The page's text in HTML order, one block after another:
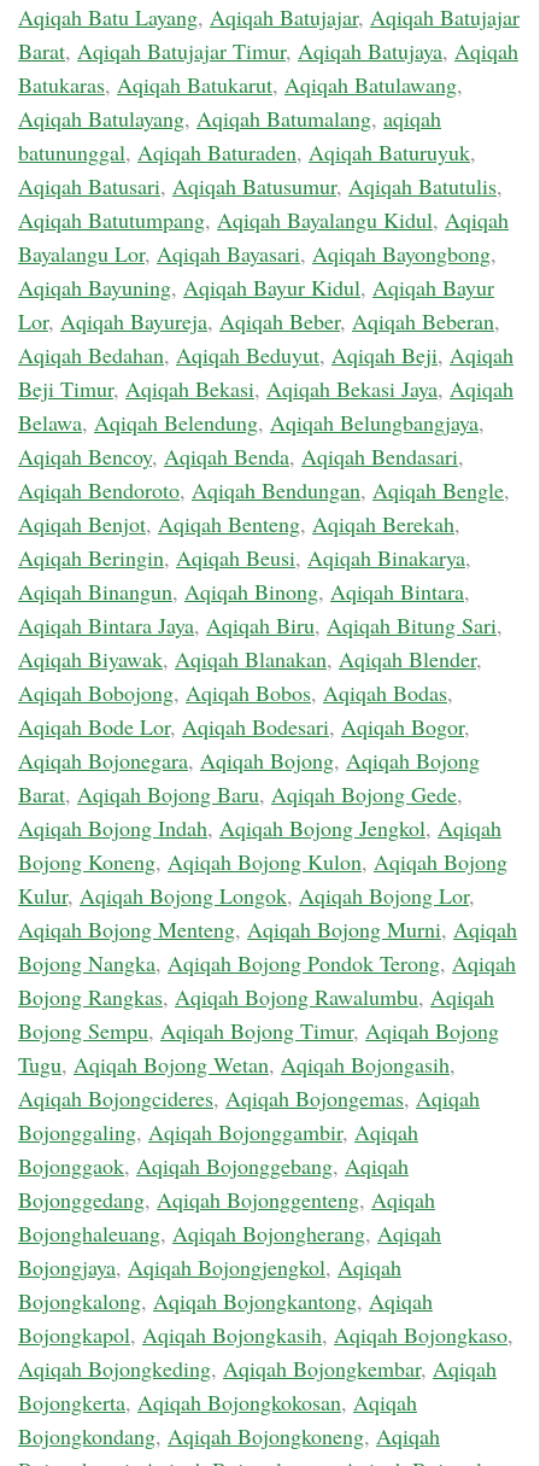
Aqiqah Batu Layang, Aqiqah Batujajar, Aqiqah Batujajar
Barat, Aqiqah Batujajar Timur, Aqiqah Batujaya, Aqiqah
Batukaras, Aqiqah Batukarut, Aqiqah Batulawang,
Aqiqah Batulayang, Aqiqah Batumalang, aqiqah
batununggal, Aqiqah Baturaden, Aqiqah Baturuyuk,
Aqiqah Batusari, Aqiqah Batusumur, Aqiqah Batutulis,
Aqiqah Batutumpang, Aqiqah Bayalangu Kidul, Aqiqah
Bayalangu Lor, Aqiqah Bayasari, Aqiqah Bayongbong,
Aqiqah Bayuning, Aqiqah Bayur Kidul, Aqiqah Bayur
Lor, Aqiqah Bayureja, Aqiqah Beber, Aqiqah Beberan,
Aqiqah Bedahan, Aqiqah Beduyut, Aqiqah Beji, Aqiqah
Beji Timur, Aqiqah Bekasi, Aqiqah Bekasi Jaya, Aqiqah
Belawa, Aqiqah Belendung, Aqiqah Belungbangjaya,
Aqiqah Bencoy, Aqiqah Benda, Aqiqah Bendasari,
Aqiqah Bendoroto, Aqiqah Bendungan, Aqiqah Bengle,
Aqiqah Benjot, Aqiqah Benteng, Aqiqah Berekah,
Aqiqah Beringin, Aqiqah Beusi, Aqiqah Binakarya,
Aqiqah Binangun, Aqiqah Binong, Aqiqah Bintara,
Aqiqah Bintara Jaya, Aqiqah Biru, Aqiqah Bitung Sari,
Aqiqah Biyawak, Aqiqah Blanakan, Aqiqah Blender,
Aqiqah Bobojong, Aqiqah Bobos, Aqiqah Bodas,
Aqiqah Bode Lor, Aqiqah Bodesari, Aqiqah Bogor,
Aqiqah Bojonegara, Aqiqah Bojong, Aqiqah Bojong
Barat, Aqiqah Bojong Baru, Aqiqah Bojong Gede,
Aqiqah Bojong Indah, Aqiqah Bojong Jengkol, Aqiqah
Bojong Koneng, Aqiqah Bojong Kulon, Aqiqah Bojong
Kulur, Aqiqah Bojong Longok, Aqiqah Bojong Lor,
Aqiqah Bojong Menteng, Aqiqah Bojong Murni, Aqiqah
Bojong Nangka, Aqiqah Bojong Pondok Terong, Aqiqah
Bojong Rangkas, Aqiqah Bojong Rawalumbu, Aqiqah
Bojong Sempu, Aqiqah Bojong Timur, Aqiqah Bojong
Tugu, Aqiqah Bojong Wetan, Aqiqah Bojongasih,
Aqiqah Bojongcideres, Aqiqah Bojongemas, Aqiqah
Bojonggaling, Aqiqah Bojonggambir, Aqiqah
Bojonggaok, Aqiqah Bojonggebang, Aqiqah
Bojonggedang, Aqiqah Bojonggenteng, Aqiqah
Bojonghaleuang, Aqiqah Bojongherang, Aqiqah
Bojongjaya, Aqiqah Bojongjengkol, Aqiqah
Bojongkalong, Aqiqah Bojongkantong, Aqiqah
Bojongkapol, Aqiqah Bojongkasih, Aqiqah Bojongkaso,
Aqiqah Bojongkeding, Aqiqah Bojongkembar, Aqiqah
Bojongkerta, Aqiqah Bojongkokosan, Aqiqah
Bojongkondang, Aqiqah Bojongkoneng, Aqiqah